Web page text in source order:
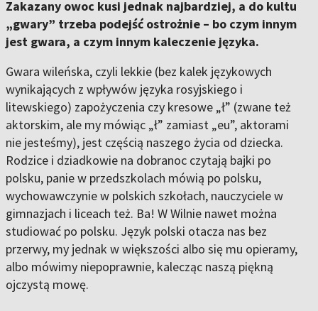
Zakazany owoc kusi jednak najbardziej, a do kultu
„gwary” trzeba podejść ostrożnie – bo czym innym
jest gwara, a czym innym kaleczenie języka.
Gwara wileńska, czyli lekkie (bez kalek językowych
wynikających z wpływów języka rosyjskiego i
litewskiego) zapożyczenia czy kresowe „ł” (zwane też
aktorskim, ale my mówiąc „ł” zamiast „eu”, aktorami
nie jesteśmy), jest częścią naszego życia od dziecka.
Rodzice i dziadkowie na dobranoc czytają bajki po
polsku, panie w przedszkolach mówią po polsku,
wychowawczynie w polskich szkołach, nauczyciele w
gimnazjach i liceach też. Ba! W Wilnie nawet można
studiować po polsku. Język polski otacza nas bez
przerwy, my jednak w większości albo się mu opieramy,
albo mówimy niepoprawnie, kalecząc naszą piękną
ojczystą mowę.